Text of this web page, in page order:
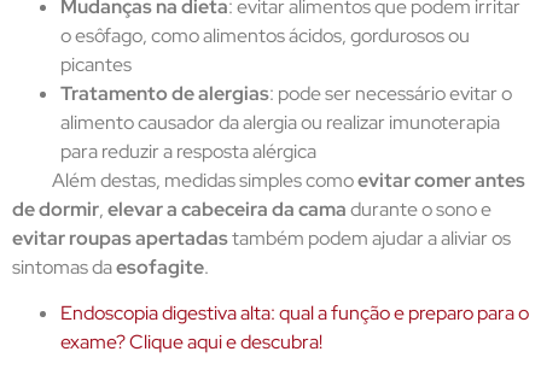
Mudanças na dieta: evitar alimentos que podem irritar
o esôfago, como alimentos ácidos, gordurosos ou
picantes
Tratamento de alergias: pode ser necessário evitar o
alimento causador da alergia ou realizar imunoterapia
para reduzir a resposta alérgica
Além destas, medidas simples comoevitar comer antes
de dormir,elevar a cabeceira da camadurante o sono e
evitar roupas apertadastambém podem ajudar a aliviar os
sintomas daesofagite.
Endoscopia digestiva alta: qual a função e preparo para o
exame? Clique aqui e descubra!